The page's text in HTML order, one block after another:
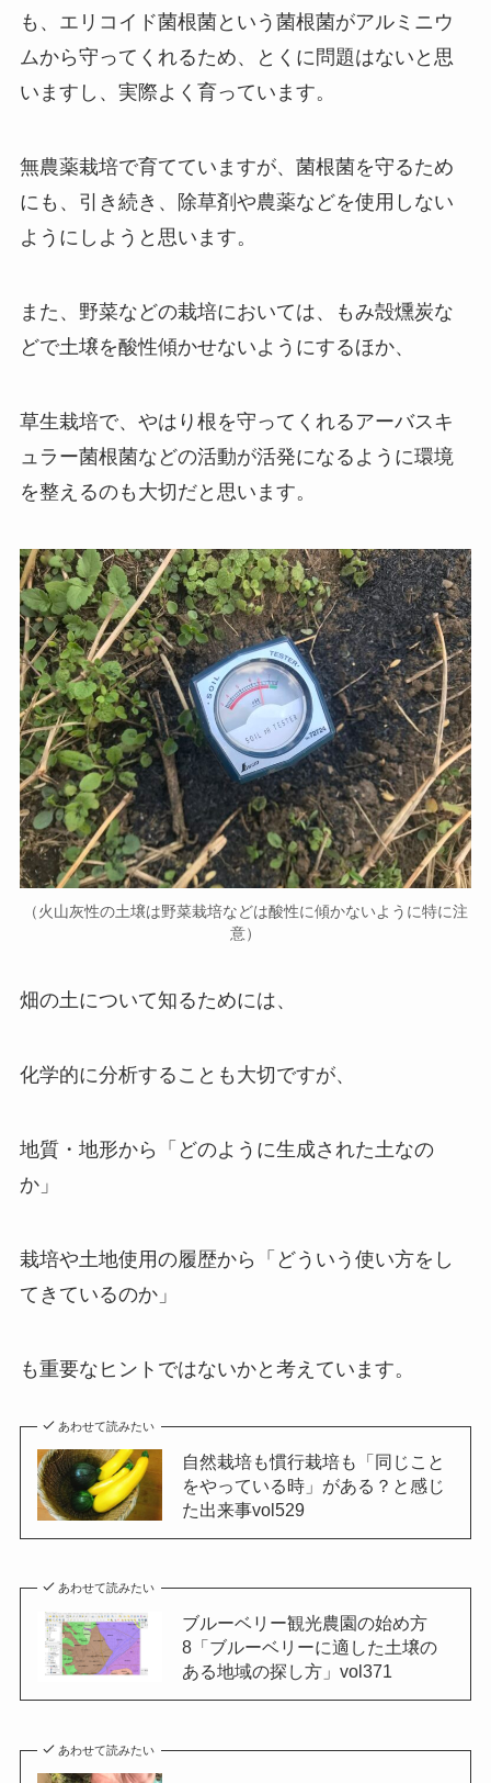
も、エリコイド菌根菌という菌根菌がアルミニウ
ムから守ってくれるため、とくに問題はないと思
いますし、実際よく育っています。
無農薬栽培で育てていますが、菌根菌を守るため
にも、引き続き、除草剤や農薬などを使用しない
ようにしようと思います。
また、野菜などの栽培においては、もみ殻燻炭な
どで土壌を酸性傾かせないようにするほか、
草生栽培で、やはり根を守ってくれるアーバスキ
ュラー菌根菌などの活動が活発になるように環境
を整えるのも大切だと思います。
（火山灰性の土壌は野菜栽培などは酸性に傾かないように特に注
意）
畑の土について知るためには、
化学的に分析することも大切ですが、
地質・地形から「どのように生成された土なの
か」
栽培や土地使用の履歴から「どういう使い方をし
てきているのか」
も重要なヒントではないかと考えています。
あわせて読みたい
自然栽培も慣行栽培も「同じこと
をやっている時」がある？と感じ
た出来事vol529
あわせて読みたい
ブルーベリー観光農園の始め方
8「ブルーベリーに適した土壌の
ある地域の探し方」vol371
あわせて読みたい